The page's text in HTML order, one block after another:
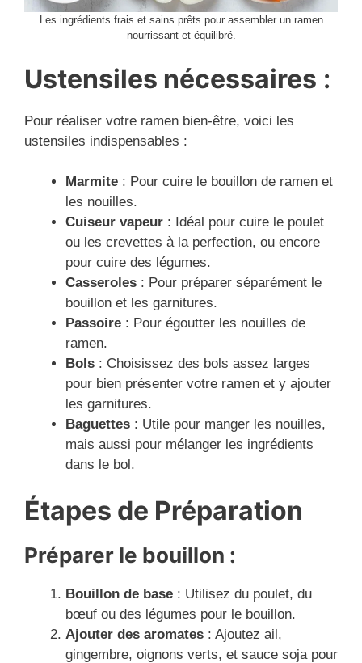
Les ingrédients frais et sains prêts pour assembler un ramen
nourrissant et équilibré.
Ustensiles nécessaires :
Pour réaliser votre ramen bien-être, voici les
ustensiles indispensables :
Marmite : Pour cuire le bouillon de ramen et
les nouilles.
Cuiseur vapeur : Idéal pour cuire le poulet
ou les crevettes à la perfection, ou encore
pour cuire des légumes.
Casseroles : Pour préparer séparément le
bouillon et les garnitures.
Passoire : Pour égoutter les nouilles de
ramen.
Bols : Choisissez des bols assez larges
pour bien présenter votre ramen et y ajouter
les garnitures.
Baguettes : Utile pour manger les nouilles,
mais aussi pour mélanger les ingrédients
dans le bol.
Étapes de Préparation
Préparer le bouillon :
Bouillon de base : Utilisez du poulet, du
bœuf ou des légumes pour le bouillon.
Ajouter des aromates : Ajoutez ail,
gingembre, oignons verts, et sauce soja pour